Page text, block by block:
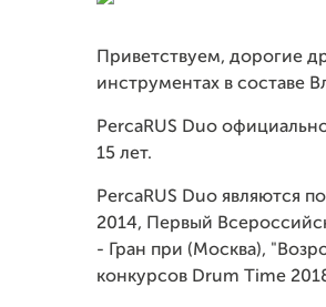
Приветствуем, дорогие
инструментах в составе
PercaRUS Duo
15 лет.
PercaRUS Duo являются
2014, Первый
- Гран при (Москва),
конкурсов Drum Time